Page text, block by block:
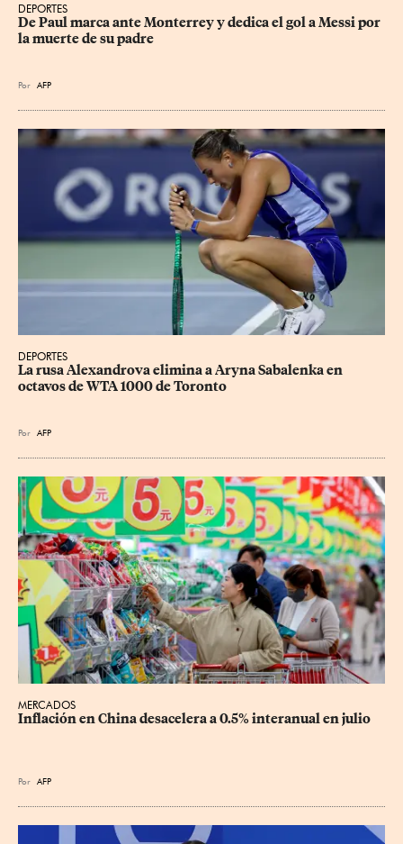
DEPORTES
De Paul marca ante Monterrey y dedica el gol a Messi por
la muerte de su padre
Por AFP
DEPORTES
La rusa Alexandrova elimina a Aryna Sabalenka en
octavos de WTA 1000 de Toronto
Por AFP
MERCADOS
Inflación en China desacelera a 0.5% interanual en julio
Por AFP